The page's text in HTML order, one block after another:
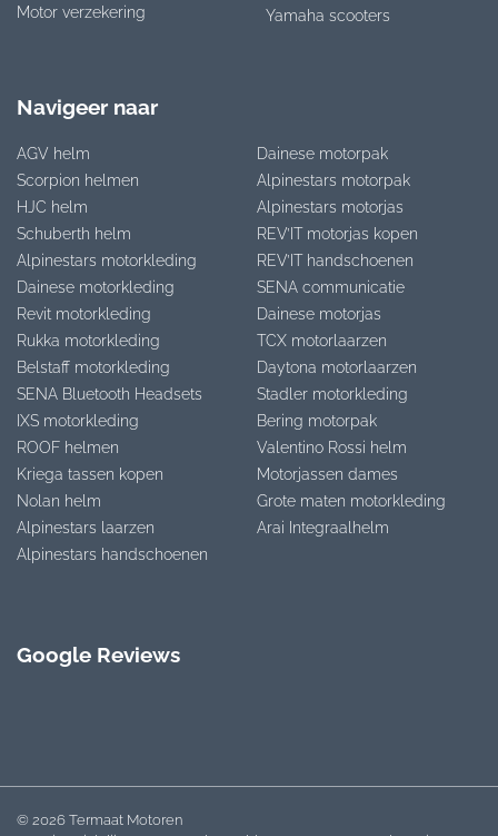
Motor verzekering
Yamaha scooters
Navigeer naar
AGV helm
Scorpion helmen
HJC helm
Schuberth helm
Alpinestars motorkleding
Dainese motorkleding
Revit motorkleding
Rukka motorkleding
Belstaff motorkleding
SENA Bluetooth Headsets
IXS motorkleding
ROOF helmen
Kriega tassen kopen
Nolan helm
Alpinestars laarzen
Alpinestars handschoenen
Dainese motorpak
Alpinestars motorpak
Alpinestars motorjas
REV’IT motorjas kopen
REV’IT handschoenen
SENA communicatie
Dainese motorjas
TCX motorlaarzen
Daytona motorlaarzen
Stadler motorkleding
Bering motorpak
Valentino Rossi helm
Motorjassen dames
Grote maten motorkleding
Arai Integraalhelm
Google Reviews
© 2026 Termaat Motoren